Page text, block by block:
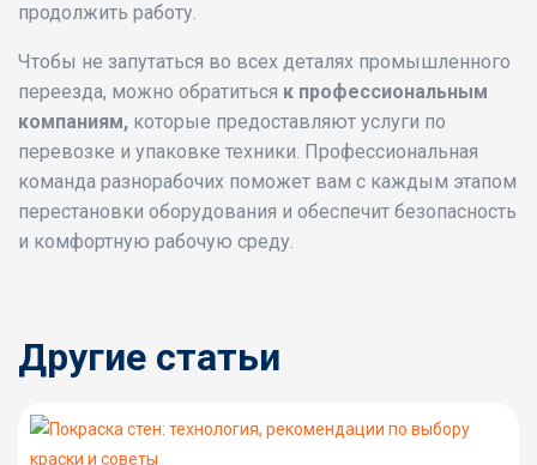
продолжить работу.
Чтобы не запутаться во всех деталях промышленного
переезда, можно обратиться к профессиональным
компаниям, которые предоставляют услуги по
перевозке и упаковке техники. Профессиональная
команда разнорабочих поможет вам с каждым этапом
перестановки оборудования и обеспечит безопасность
и комфортную рабочую среду.
Другие статьи